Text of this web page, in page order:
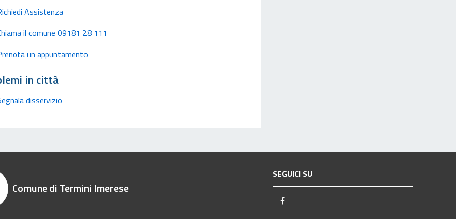
Assistenza
il comune 09181 28 111
un appuntamento
in città
disservizio
Comune di Termini Imerese
SEGUICI SU